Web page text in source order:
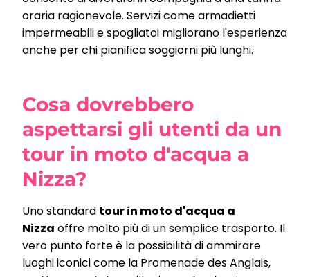
oraria ragionevole. Servizi come armadietti
impermeabili e spogliatoi migliorano l'esperienza
anche per chi pianifica soggiorni più lunghi.
Cosa dovrebbero
aspettarsi gli utenti da un
tour in moto d'acqua a
Nizza?
Uno standard tour in moto d'acqua a
Nizza offre molto più di un semplice trasporto. Il
vero punto forte è la possibilità di ammirare
luoghi iconici come la Promenade des Anglais,